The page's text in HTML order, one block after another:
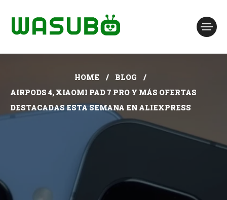
HOME
BLOG
AIRPODS 4, XIAOMI PAD 7 PRO Y MÁS OFERTAS
DESTACADAS ESTA SEMANA EN ALIEXPRESS